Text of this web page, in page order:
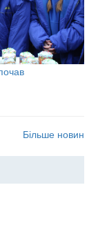
Більше новин